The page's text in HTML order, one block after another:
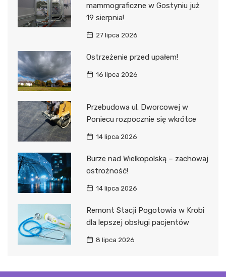
mammograficzne w Gostyniu już
19 sierpnia!
27 lipca 2026
Ostrzeżenie przed upałem!
16 lipca 2026
Przebudowa ul. Dworcowej w
Poniecu rozpocznie się wkrótce
14 lipca 2026
Burze nad Wielkopolską – zachowaj
ostrożność!
14 lipca 2026
Remont Stacji Pogotowia w Krobi
dla lepszej obsługi pacjentów
8 lipca 2026